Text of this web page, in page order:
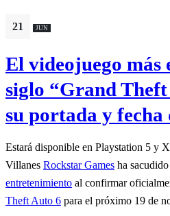
21 JUN
El videojuego más
siglo “Grand
su portada y fecha
Estará disponible en Playstation 5 y
Villanes Rockstar Games ha
entretenimiento al confirmar
Theft Auto 6 para el próximo 19 de